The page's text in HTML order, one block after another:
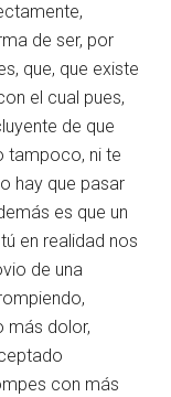
de ser, por
que, que existe
el cual pues,
de que
tampoco, ni te
hay que pasar
es que un
en realidad nos
de una
más dolor,
con más